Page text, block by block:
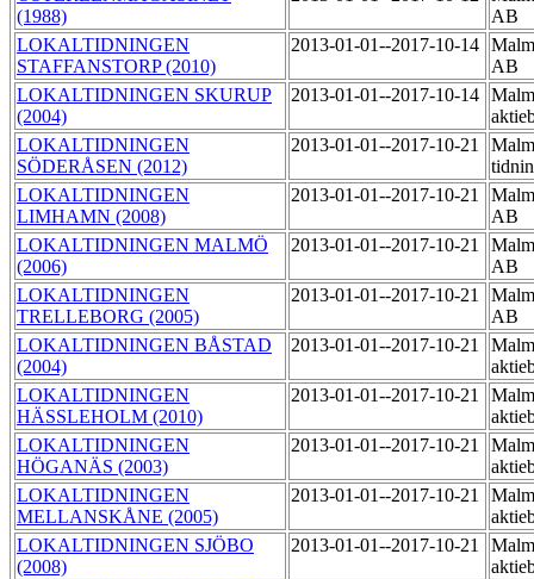
(1988)
AB
LOKALTIDNINGEN
STAFFANSTORP (2010)
2013-01-01--2017-10-14
AB
LOKALTIDNINGEN SKURUP
(2004)
2013-01-01--2017-10-14
LOKALTIDNINGEN
SÖDERÅSEN (2012)
2013-01-01--2017-10-21
LOKALTIDNINGEN
LIMHAMN (2008)
2013-01-01--2017-10-21
AB
LOKALTIDNINGEN MALMÖ
(2006)
2013-01-01--2017-10-21
AB
LOKALTIDNINGEN
TRELLEBORG (2005)
2013-01-01--2017-10-21
AB
LOKALTIDNINGEN BÅSTAD
(2004)
2013-01-01--2017-10-21
LOKALTIDNINGEN
HÄSSLEHOLM (2010)
2013-01-01--2017-10-21
LOKALTIDNINGEN
HÖGANÄS (2003)
2013-01-01--2017-10-21
LOKALTIDNINGEN
MELLANSKÅNE (2005)
2013-01-01--2017-10-21
LOKALTIDNINGEN SJÖBO
(2008)
2013-01-01--2017-10-21